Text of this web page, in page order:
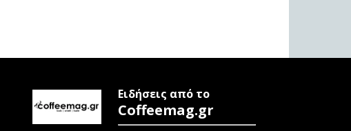
Ειδήσεις από το
Coffeemag.gr